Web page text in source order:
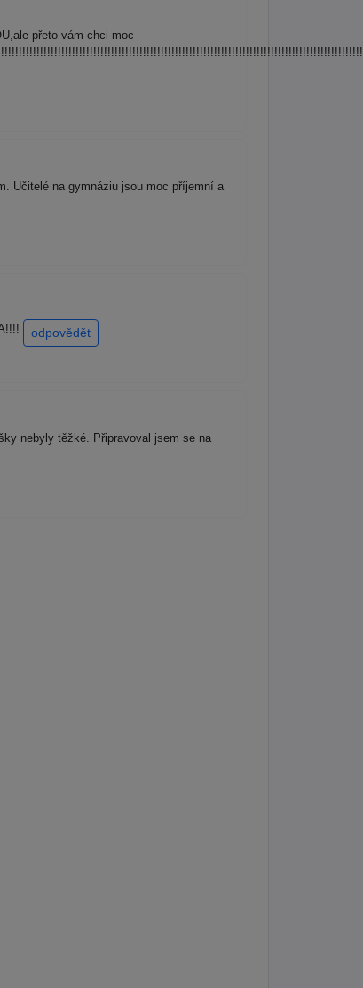
přeto vám chci moc
Učitelé na gymnáziu jsou moc příjemní a
odpovědět
nebyly těžké. Připravoval jsem se na